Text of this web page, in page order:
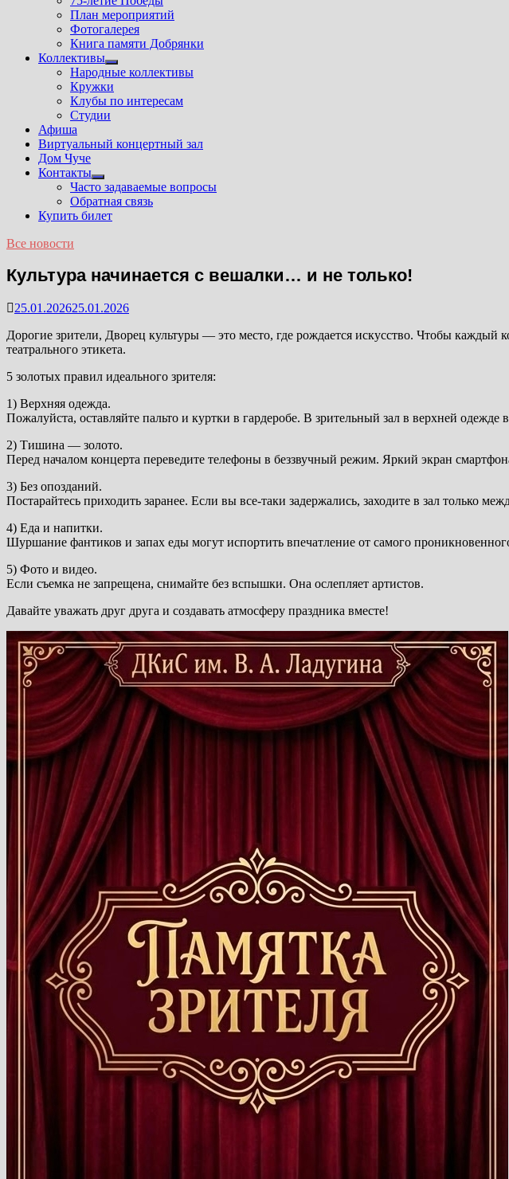
План мероприятий
Фотогалерея
Книга памяти Добрянки
Коллективы
Показать
подменю
Народные коллективы
Кружки
Клубы по интересам
Студии
Афиша
Виртуальный концертный зал
Дом Чуче
Контакты
Показать
подменю
Часто задаваемые вопросы
Обратная связь
Купить билет
Все новости
Культура начинается с вешалки… и не только!
25.01.202625.01.2026
Дорогие зрители, Дворец культуры — это место, где рождается искусство. Чтобы
театрального этикета.
5 золотых правил идеального зрителя:
1) Верхняя одежда.
Пожалуйста, оставляйте пальто и куртки в гардеробе. В зрительный зал в верхней одежде
2) Тишина — золото.
Перед началом концерта переведите телефоны в беззвучный режим. Яркий экран
3) Без опозданий.
Постарайтесь приходить заранее. Если вы все-таки задержались, заходите в зал только
4) Еда и напитки.
Шуршание фантиков и запах еды могут испортить впечатление от самого
5) Фото и видео.
Если съемка не запрещена, снимайте без вспышки. Она ослепляет артистов.
Давайте уважать друг друга и создавать атмосферу праздника вместе! ️